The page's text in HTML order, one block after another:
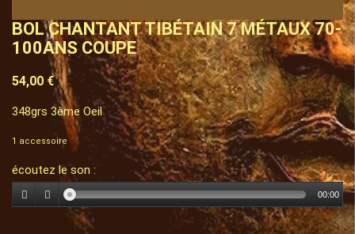
BOL CHANTANT TIBÉTAIN 7 MÉTAUX 70-
100ANS COUPE
54,00 €
348grs 3ème Oeil
1 accessoire
écoutez le son :
00:00